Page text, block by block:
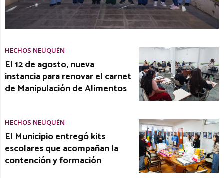
HECHOS NEUQUÉN
El 12 de agosto, nueva
instancia para renovar el carnet
de Manipulación de Alimentos
HECHOS NEUQUÉN
El Municipio entregó kits
escolares que acompañan la
contención y formación